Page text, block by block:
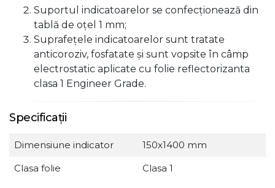
Suportul indicatoarelor se confecţionează din
tablă de oţel 1 mm;
Suprafeţele indicatoarelor sunt tratate
anticoroziv, fosfatate şi sunt vopsite în câmp
electrostatic aplicate cu folie reflectorizanta
clasa 1 Engineer Grade.
Specificații
Dimensiune indicator
150x1400 mm
Clasa folie
Clasa 1